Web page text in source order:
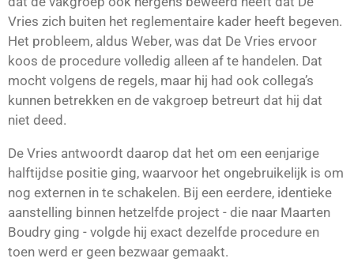
Vries zich buiten het reglementaire kader heeft begeven.
Het probleem, aldus Weber, was dat De Vries ervoor
koos de procedure volledig alleen af te handelen. Dat
mocht volgens de regels, maar hij had ook collega’s
kunnen betrekken en de vakgroep betreurt dat hij dat
niet deed.
De Vries antwoordt daarop dat het om een eenjarige
halftijdse positie ging, waarvoor het ongebruikelijk is om
nog externen in te schakelen. Bij een eerdere, identieke
aanstelling binnen hetzelfde project - die naar Maarten
Boudry ging - volgde hij exact dezelfde procedure en
toen werd er geen bezwaar gemaakt.